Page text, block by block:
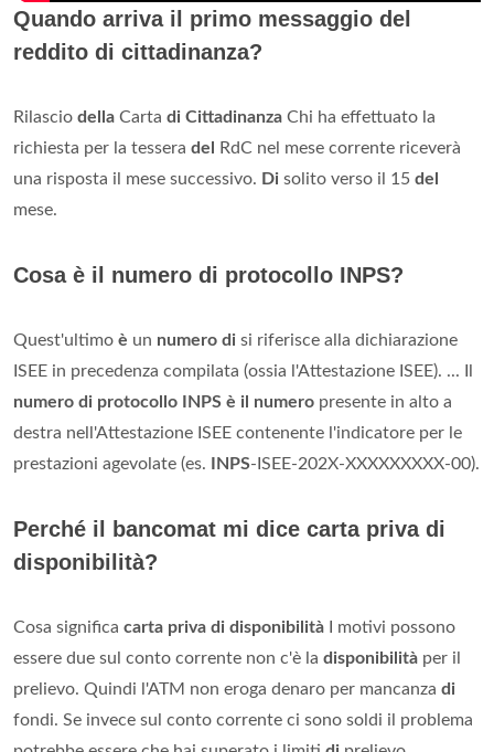
Quando arriva il primo messaggio del
reddito di cittadinanza?
Rilascio della Carta di Cittadinanza Chi ha effettuato la
richiesta per la tessera del
RdC nel mese corrente riceverà
una risposta il mese successivo. Di solito verso il 15 del
mese.
Cosa è il numero di protocollo INPS?
Quest'ultimo è un numero di si riferisce alla dichiarazione
ISEE in precedenza compilata (ossia l'Attestazione ISEE). ... Il
numero di protocollo INPS è il numero presente in alto a
destra nell'Attestazione ISEE contenente l'indicatore per le
prestazioni agevolate (es.
INPS-ISEE-202X-XXXXXXXXX-00).
Perché il bancomat mi dice carta priva di
disponibilità?
Cosa significa carta priva di disponibilità I motivi possono
essere due sul conto corrente non c'è la disponibilità per il
prelievo. Quindi l'ATM non eroga denaro per mancanza di
fondi. Se invece sul conto corrente ci sono soldi il problema